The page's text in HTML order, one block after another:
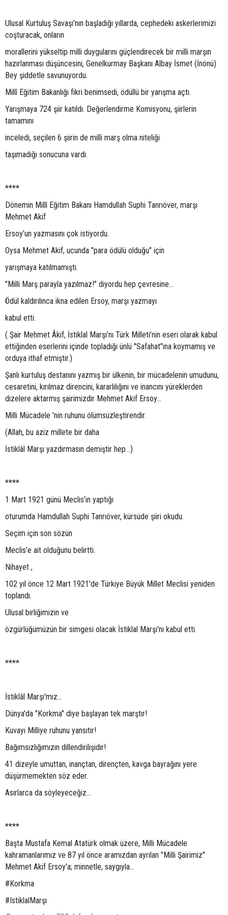
Ulusal Kurtuluş Savaşı’nın başladığı yıllarda, cephedeki askerlerimizi
coşturacak, onların
morallerini yükseltip milli duygularını güçlendirecek bir milli marşın
hazırlanması düşüncesini, Genelkurmay Başkanı Albay İsmet (İnönü)
Bey şiddetle savunuyordu.
Millî Eğitim Bakanlığı fikri benimsedi, ödüllü bir yarışma açtı.
Yarışmaya 724 şiir katıldı. Değerlendirme Komisyonu, şiirlerin
tamamını
inceledi, seçilen 6 şiirin de milli marş olma niteliği
taşımadığı sonucuna vardı.
****
Dönemin Millî Eğitim Bakanı Hamdullah Suphi Tanrıöver, marşı
Mehmet Akif
Ersoy’un yazmasını çok istiyordu.
Oysa Mehmet Akif, ucunda "para ödülü olduğu" için
yarışmaya katılmamıştı.
"Milli Marş parayla yazılmaz!" diyordu hep çevresine...
Ödül kaldırılınca ikna edilen Ersoy, marşı yazmayı
kabul etti.
( Şair Mehmet Âkif, İstiklal Marşı’nı Türk Milleti’nin eseri olarak kabul
ettiğinden eserlerini içinde topladığı ünlü ''Safahat’'ına koymamış ve
orduya ithaf etmiştir.)
Şanlı kurtuluş destanını yazmış bir ülkenin, bir mücadelenin umudunu,
cesaretini, kırılmaz direncini, kararlılığını ve inancını yüreklerden
dizelere aktarmış şairimizdir Mehmet Akif Ersoy...
Milli Mücadele 'nin ruhunu ölümsüzleştirendir.
(Allah, bu aziz millete bir daha
İstiklâl Marşı yazdırmasın demiştir hep...)
****
1 Mart 1921 günü Meclis’in yaptığı
oturumda Hamdullah Suphi Tanrıöver, kürsüde şiiri okudu.
Seçim için son sözün
Meclis’e ait olduğunu belirtti.
Nihayet ,
102 yıl önce 12 Mart 1921'de Türkiye Büyük Millet Meclisi yeniden
toplandı.
Ulusal birliğimizin ve
özgürlüğümüzün bir simgesi olacak İstiklal Marşı'nı kabul etti.
****
İstiklâl Marşı'mız...
Dünya'da "Korkma" diye başlayan tek marştır!
Kuvayı Milliye ruhunu yansıtır!
Bağımsızlığımızın dillendirilişidir!
41 dizeyle umuttan, inançtan, dirençten, kavga bayrağını yere
düşürmemekten söz eder.
Asırlarca da söyleyeceğiz...
****
Başta Mustafa Kemal Atatürk olmak üzere, Milli Mücadele
kahramanlarımız ve 87 yıl önce aramızdan ayrılan "Milli Şairimiz"
Mehmet Akif Ersoy'a; minnetle, saygıyla...
#Korkma
#IstiklalMarşı